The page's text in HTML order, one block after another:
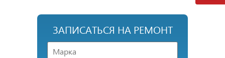
ЗАПИСАТЬСЯ НА РЕМОНТ